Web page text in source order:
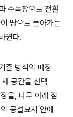
수목장으로 전환
땅으로 돌아가는
뀐다.
존 방식의 매장
공간을 선택
을, 나무 아래 잠
공설묘지 안에